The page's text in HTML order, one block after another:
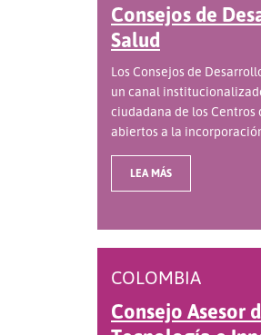
Consejos de
Salud
Los Consejos de
un canal
ciudadana de los Centros
abiertos a la
LEA MÁS
COLOMBIA
Consejo Asesor